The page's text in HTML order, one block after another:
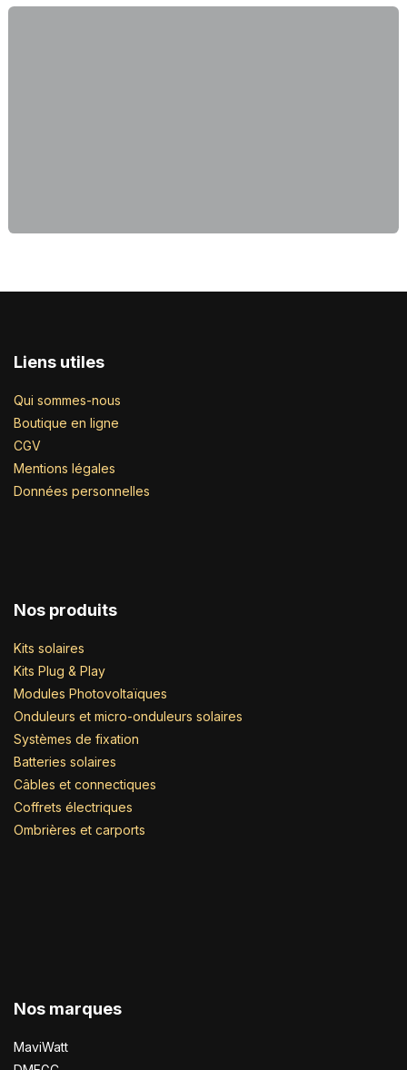
Liens utiles
Qui sommes-nous
Boutique en ligne
CGV
Mentions légales
Données personnelles
Nos produits
Kits solaires
Kits Plug & Play
Modules Photovoltaïques
Onduleurs et micro-onduleurs solaires
Systèmes de fixation
Batteries solaires
Câbles et connectiques
Coffrets électriques
Ombrières et carports
Nos marques
MaviWatt